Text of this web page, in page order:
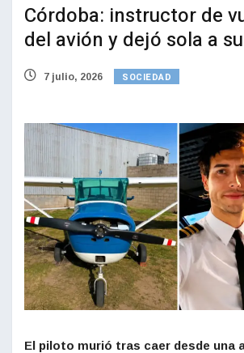
Córdoba: instructor de
del avión y dejó sola a
7 julio, 2026 SOCIEDAD
El piloto murió tras caer desde una